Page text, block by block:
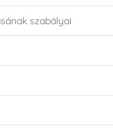
szabályai